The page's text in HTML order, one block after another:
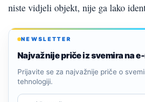
niste vidjeli objekt, nije ga lako
NEWSLETTER
Najvažnije priče iz svemira na
Prijavite se za najvažnije priče o
tehnologiji.